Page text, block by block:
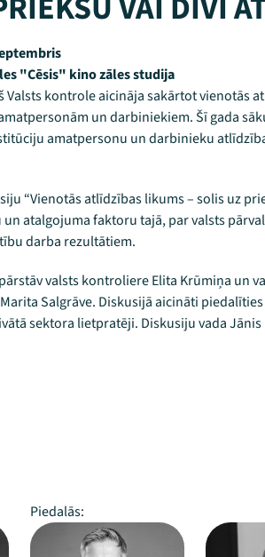
"Cēsis" kino zāles studija
Valsts kontrole aicināja sakārtot vienotās
un darbiniekiem. Šī gada
amatpersonu un darbinieku
“Vienotās atlīdzības likums – solis uz
atalgojuma faktoru tajā, par valsts
darba rezultātiem.
valsts kontroliere Elita Krūmiņa un
Salgrāve. Diskusijā aicināti
sektora lietpratēji. Diskusiju vada
Piedalās: